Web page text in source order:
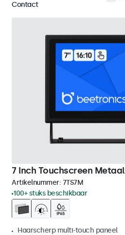
7 Inch Touchscreen Metaal
Artikelnummer: 7TS7M
100+ stuks beschikbaar
Haarscherp multi-touch paneel
Contact